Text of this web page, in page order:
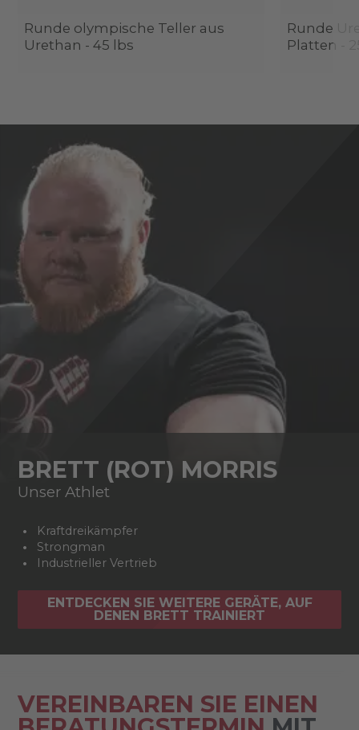
Runde olympische Teller aus
Urethan - 45 lbs
Runde
Platten -
BRETT (ROT) MORRIS
Unser Athlet
Kraftdreikämpfer
Strongman
Industrieller Vertrieb
ENTDECKEN SIE WEITERE GERÄTE, AUF
DENEN BRETT TRAINIERT
VEREINBAREN SIE EINEN